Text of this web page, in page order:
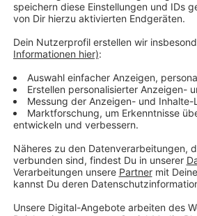
PLZ, Wohnort),
an den
Sollten die
sind die
sich aus der
Teilnehmer:innen.
Der Moderator
behält sich vor,